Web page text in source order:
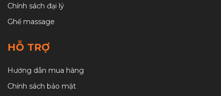
Chính sách đại lý
Ghế massage
HỖ TRỢ
Hướng dẫn mua hàng
Chính sách bảo mật